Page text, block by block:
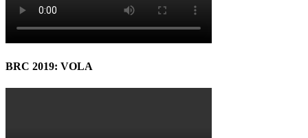
BRC 2019: VOLA